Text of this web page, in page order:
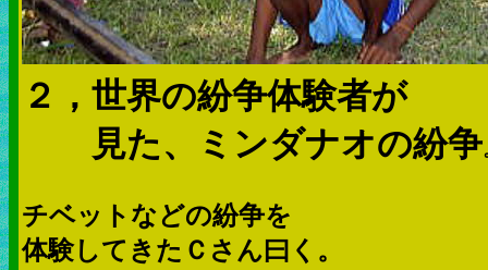
２，世界の紛争体験者が
見た、ミンダナオの紛争
チベットなどの紛争を
体験してきたＣさん曰く。